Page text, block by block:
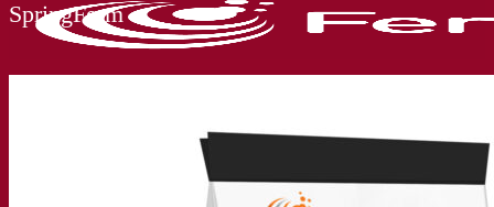
Esperto di fermentazione
SpringFerm